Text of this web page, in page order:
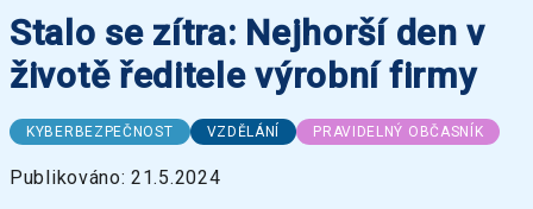
Stalo se zítra: Nejhorší den v
životě ředitele výrobní firmy
KYBERBEZPEČNOST VZDĚLÁNÍ PRAVIDELNÝ OBČASNÍK
Publikováno: 21.5.2024